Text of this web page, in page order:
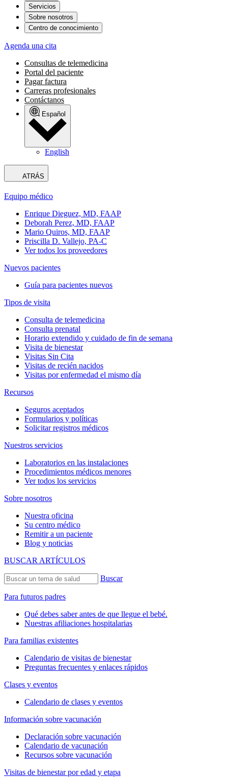
Servicios
Sobre nosotros
Centro de conocimiento
Agenda una cita
Consultas de telemedicina
Portal del paciente
Pagar factura
Carreras profesionales
Contáctanos
Español
English
ATRÁS
Equipo médico
Enrique Dieguez, MD, FAAP
Deborah Perez, MD, FAAP
Mario Quiros, MD, FAAP
Priscilla D. Vallejo, PA-C
Ver todos los proveedores
Nuevos pacientes
Guía para pacientes nuevos
Tipos de visita
Consulta de telemedicina
Consulta prenatal
Horario extendido y cuidado de fin de semana
Visita de bienestar
Visitas Sin Cita
Visitas de recién nacidos
Visitas por enfermedad el mismo día
Recursos
Seguros aceptados
Formularios y políticas
Solicitar registros médicos
Nuestros servicios
Laboratorios en las instalaciones
Procedimientos médicos menores
Ver todos los servicios
Sobre nosotros
Nuestra oficina
Su centro médico
Remitir a un paciente
Blog y noticias
BUSCAR ARTÍCULOS
Buscar
Para futuros padres
Qué debes saber antes de que llegue el bebé.
Nuestras afiliaciones hospitalarias
Para familias existentes
Calendario de visitas de bienestar
Preguntas frecuentes y enlaces rápidos
Clases y eventos
Calendario de clases y eventos
Información sobre vacunación
Declaración sobre vacunación
Calendario de vacunación
Recursos sobre vacunación
Visitas de bienestar por edad y etapa